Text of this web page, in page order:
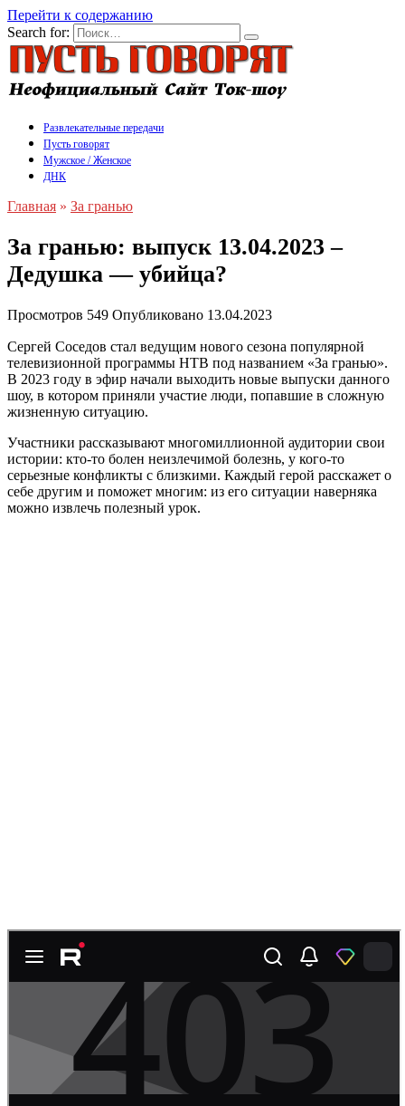
Перейти к содержанию
Search for:
Развлекательные передачи
Пусть говорят
Мужское / Женское
ДНК
Главная » За гранью
За гранью: выпуск 13.04.2023 –
Дедушка — убийца?
Просмотров 549 Опубликовано 13.04.2023
Сергей Соседов стал ведущим нового сезона популярной
телевизионной программы НТВ под названием «За гранью».
В 2023 году в эфир начали выходить новые выпуски данного
шоу, в котором приняли участие люди, попавшие в сложную
жизненную ситуацию.
Участники рассказывают многомиллионной аудитории свои
истории: кто-то болен неизлечимой болезнь, у кого-то
серьезные конфликты с близкими. Каждый герой расскажет о
себе другим и поможет многим: из его ситуации наверняка
можно извлечь полезный урок.